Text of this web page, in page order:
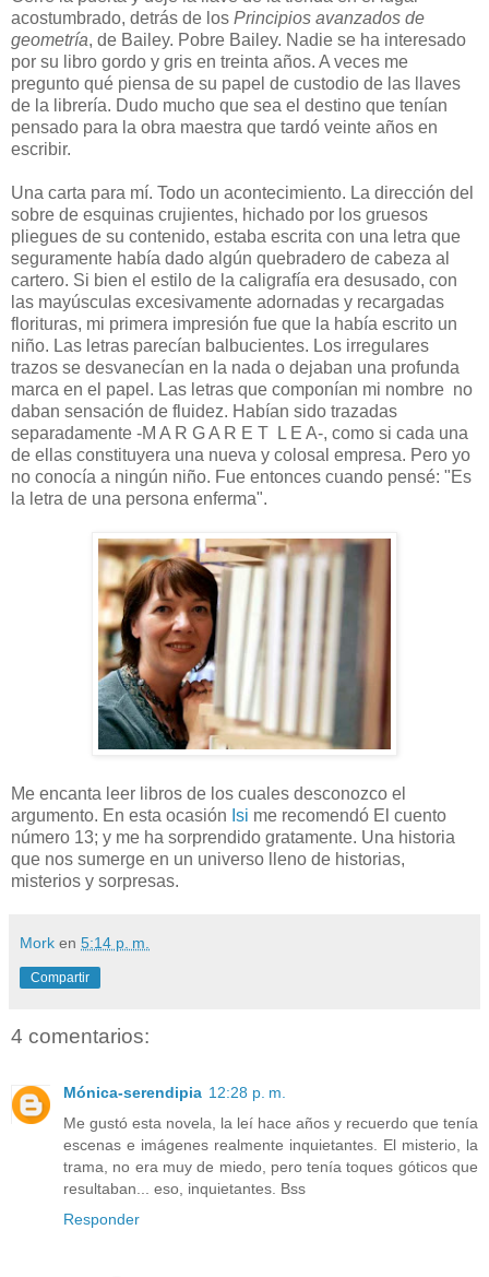
acostumbrado, detrás de los Principios avanzados de
geometría, de Bailey. Pobre Bailey. Nadie se ha interesado
por su libro gordo y gris en treinta años. A veces me
pregunto qué piensa de su papel de custodio de las llaves
de la librería. Dudo mucho que sea el destino que tenían
pensado para la obra maestra que tardó veinte años en
escribir.
Una carta para mí. Todo un acontecimiento. La dirección del
sobre de esquinas crujientes, hichado por los gruesos
pliegues de su contenido, estaba escrita con una letra que
seguramente había dado algún quebradero de cabeza al
cartero. Si bien el estilo de la caligrafía era desusado, con
las mayúsculas excesivamente adornadas y recargadas
florituras, mi primera impresión fue que la había escrito un
niño. Las letras parecían balbucientes. Los irregulares
trazos se desvanecían en la nada o dejaban una profunda
marca en el papel. Las letras que componían mi nombre no
daban sensación de fluidez. Habían sido trazadas
separadamente -M A R G A R E T L E A-, como si cada una
de ellas constituyera una nueva y colosal empresa. Pero yo
no conocía a ningún niño. Fue entonces cuando pensé: "Es
la letra de una persona enferma".
Me encanta leer libros de los cuales desconozco el
argumento. En esta ocasión Isi me recomendó El cuento
número 13; y me ha sorprendido gratamente. Una historia
que nos sumerge en un universo lleno de historias,
misterios y sorpresas.
Mork en 5:14 p. m.
Compartir
4 comentarios:
Mónica-serendipia 12:28 p. m.
Me gustó esta novela, la leí hace años y recuerdo que tenía
escenas e imágenes realmente inquietantes. El misterio, la
trama, no era muy de miedo, pero tenía toques góticos que
resultaban... eso, inquietantes. Bss
Responder